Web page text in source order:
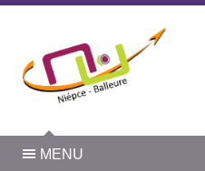
MENU
Panneau de gestion des cookies